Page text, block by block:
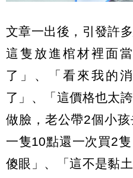
文章一出後，引發許
這隻放進棺材裡面
了」、「看來我的
了」、「這價格也太
做臉，老公帶2個小孩
一隻10點還一次買2
傻眼」、「這不是黏